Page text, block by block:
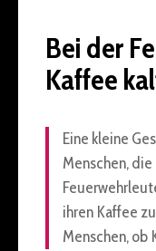
Bei der
Kaffee
Eine kleine
Menschen,
ihren Kaffee
Menschen, ob